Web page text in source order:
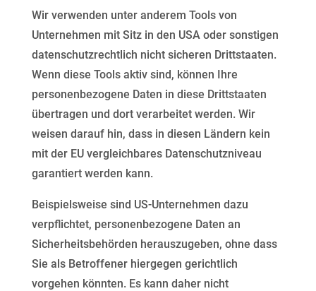
Wir verwenden unter anderem Tools von
Unternehmen mit Sitz in den USA oder sonstigen
datenschutzrechtlich nicht sicheren Drittstaaten.
Wenn diese Tools aktiv sind, können Ihre
personenbezogene Daten in diese Drittstaaten
übertragen und dort verarbeitet werden. Wir
weisen darauf hin, dass in diesen Ländern kein
mit der EU vergleichbares Datenschutzniveau
garantiert werden kann.
Beispielsweise sind US-Unternehmen dazu
verpflichtet, personenbezogene Daten an
Sicherheitsbehörden herauszugeben, ohne dass
Sie als Betroffener hiergegen gerichtlich
vorgehen könnten. Es kann daher nicht